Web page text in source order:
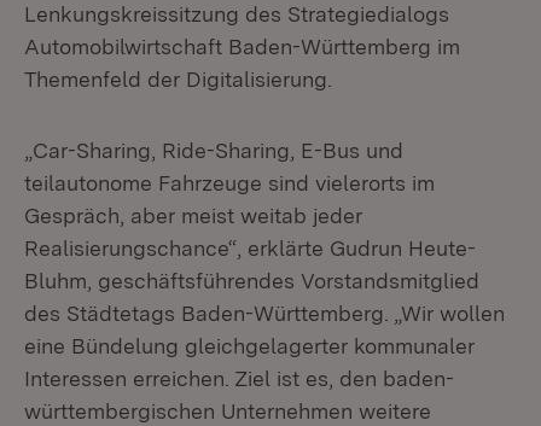
Lenkungskreissitzung des Strategiedialogs
Automobilwirtschaft Baden-Württemberg im
Themenfeld der Digitalisierung.
„Car-Sharing, Ride-Sharing, E-Bus und
teilautonome Fahrzeuge sind vielerorts im
Gespräch, aber meist weitab jeder
Realisierungschance“, erklärte Gudrun Heute-
Bluhm, geschäftsführendes Vorstandsmitglied
des Städtetags Baden-Württemberg. „Wir wollen
eine Bündelung gleichgelagerter kommunaler
Interessen erreichen. Ziel ist es, den baden-
württembergischen Unternehmen weitere